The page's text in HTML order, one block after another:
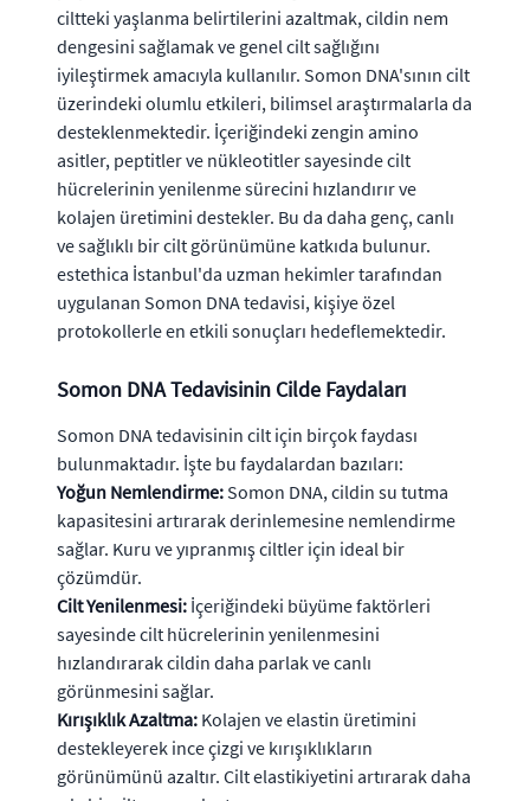
ciltteki yaşlanma belirtilerini azaltmak, cildin nem
dengesini sağlamak ve genel cilt sağlığını
iyileştirmek amacıyla kullanılır. Somon DNA'sının cilt
üzerindeki olumlu etkileri, bilimsel araştırmalarla da
desteklenmektedir. İçeriğindeki zengin amino
asitler, peptitler ve nükleotitler sayesinde cilt
hücrelerinin yenilenme sürecini hızlandırır ve
kolajen üretimini destekler. Bu da daha genç, canlı
ve sağlıklı bir cilt görünümüne katkıda bulunur.
estethica İstanbul'da uzman hekimler tarafından
uygulanan Somon DNA tedavisi, kişiye özel
protokollerle en etkili sonuçları hedeflemektedir.
Somon DNA Tedavisinin Cilde Faydaları
Somon DNA tedavisinin cilt için birçok faydası
bulunmaktadır. İşte bu faydalardan bazıları:
Yoğun Nemlendirme: Somon DNA, cildin su tutma
kapasitesini artırarak derinlemesine nemlendirme
sağlar. Kuru ve yıpranmış ciltler için ideal bir
çözümdür.
Cilt Yenilenmesi: İçeriğindeki büyüme faktörleri
sayesinde cilt hücrelerinin yenilenmesini
hızlandırarak cildin daha parlak ve canlı
görünmesini sağlar.
Kırışıklık Azaltma: Kolajen ve elastin üretimini
destekleyerek ince çizgi ve kırışıklıkların
görünümünü azaltır. Cilt elastikiyetini artırarak daha